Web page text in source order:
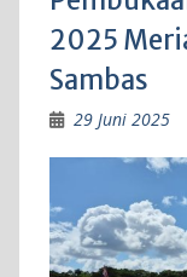
2025
Sambas
29 Juni 2025